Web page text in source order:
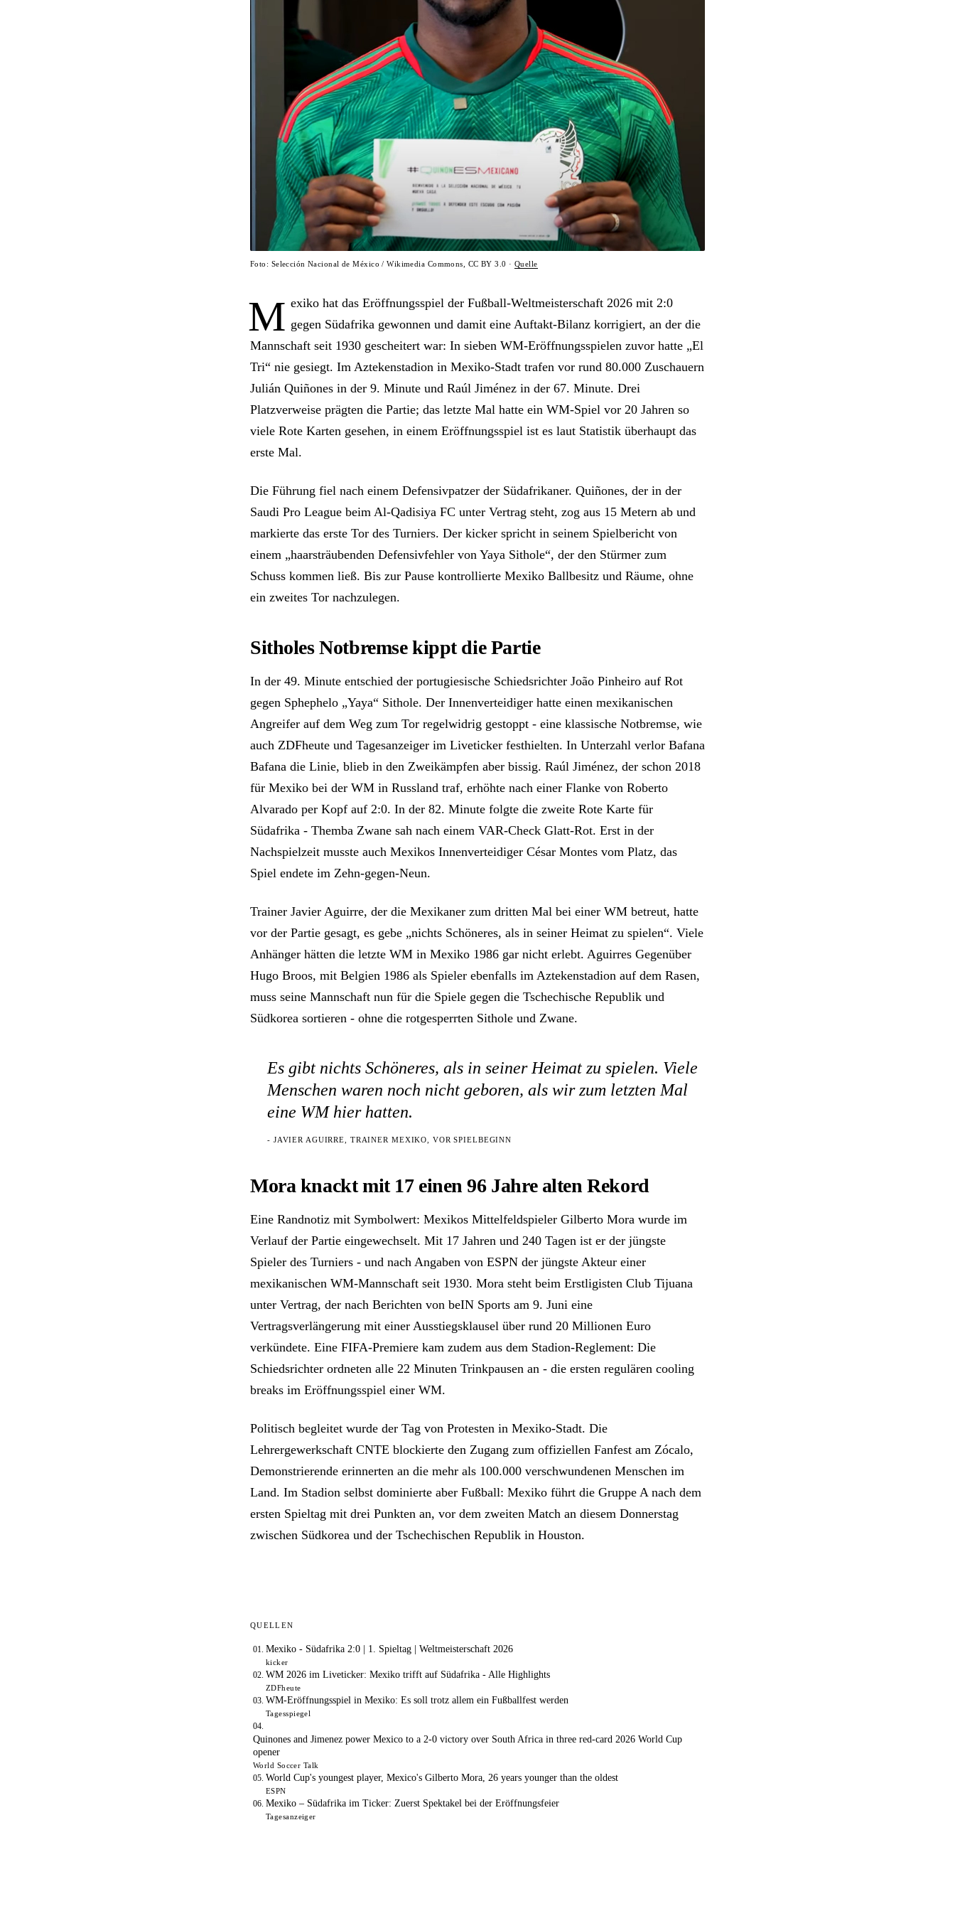
Foto: Selección Nacional de México / Wikimedia Commons, CC BY 3.0 · Quelle
M exiko hat das Eröffnungsspiel der Fußball-Weltmeisterschaft 2026 mit 2:0
gegen Südafrika gewonnen und damit eine Auftakt-Bilanz korrigiert, an der die
Mannschaft seit 1930 gescheitert war: In sieben WM-Eröffnungsspielen zuvor hatte „El
Tri“ nie gesiegt. Im Aztekenstadion in Mexiko-Stadt trafen vor rund 80.000 Zuschauern
Julián Quiñones in der 9. Minute und Raúl Jiménez in der 67. Minute. Drei
Platzverweise prägten die Partie; das letzte Mal hatte ein WM-Spiel vor 20 Jahren so
viele Rote Karten gesehen, in einem Eröffnungsspiel ist es laut Statistik überhaupt das
erste Mal.
Die Führung fiel nach einem Defensivpatzer der Südafrikaner. Quiñones, der in der
Saudi Pro League beim Al-Qadisiya FC unter Vertrag steht, zog aus 15 Metern ab und
markierte das erste Tor des Turniers. Der kicker spricht in seinem Spielbericht von
einem „haarsträubenden Defensivfehler von Yaya Sithole“, der den Stürmer zum
Schuss kommen ließ. Bis zur Pause kontrollierte Mexiko Ballbesitz und Räume, ohne
ein zweites Tor nachzulegen.
Sitholes Notbremse kippt die Partie
In der 49. Minute entschied der portugiesische Schiedsrichter João Pinheiro auf Rot
gegen Sphephelo „Yaya“ Sithole. Der Innenverteidiger hatte einen mexikanischen
Angreifer auf dem Weg zum Tor regelwidrig gestoppt - eine klassische Notbremse, wie
auch ZDFheute und Tagesanzeiger im Liveticker festhielten. In Unterzahl verlor Bafana
Bafana die Linie, blieb in den Zweikämpfen aber bissig. Raúl Jiménez, der schon 2018
für Mexiko bei der WM in Russland traf, erhöhte nach einer Flanke von Roberto
Alvarado per Kopf auf 2:0. In der 82. Minute folgte die zweite Rote Karte für
Südafrika - Themba Zwane sah nach einem VAR-Check Glatt-Rot. Erst in der
Nachspielzeit musste auch Mexikos Innenverteidiger César Montes vom Platz, das
Spiel endete im Zehn-gegen-Neun.
Trainer Javier Aguirre, der die Mexikaner zum dritten Mal bei einer WM betreut, hatte
vor der Partie gesagt, es gebe „nichts Schöneres, als in seiner Heimat zu spielen“. Viele
Anhänger hätten die letzte WM in Mexiko 1986 gar nicht erlebt. Aguirres Gegenüber
Hugo Broos, mit Belgien 1986 als Spieler ebenfalls im Aztekenstadion auf dem Rasen,
muss seine Mannschaft nun für die Spiele gegen die Tschechische Republik und
Südkorea sortieren - ohne die rotgesperrten Sithole und Zwane.
Es gibt nichts Schöneres, als in seiner Heimat zu spielen. Viele
Menschen waren noch nicht geboren, als wir zum letzten Mal
eine WM hier hatten.
- JAVIER AGUIRRE, TRAINER MEXIKO, VOR SPIELBEGINN
Mora knackt mit 17 einen 96 Jahre alten Rekord
Eine Randnotiz mit Symbolwert: Mexikos Mittelfeldspieler Gilberto Mora wurde im
Verlauf der Partie eingewechselt. Mit 17 Jahren und 240 Tagen ist er der jüngste
Spieler des Turniers - und nach Angaben von ESPN der jüngste Akteur einer
mexikanischen WM-Mannschaft seit 1930. Mora steht beim Erstligisten Club Tijuana
unter Vertrag, der nach Berichten von beIN Sports am 9. Juni eine
Vertragsverlängerung mit einer Ausstiegsklausel über rund 20 Millionen Euro
verkündete. Eine FIFA-Premiere kam zudem aus dem Stadion-Reglement: Die
Schiedsrichter ordneten alle 22 Minuten Trinkpausen an - die ersten regulären cooling
breaks im Eröffnungsspiel einer WM.
Politisch begleitet wurde der Tag von Protesten in Mexiko-Stadt. Die
Lehrergewerkschaft CNTE blockierte den Zugang zum offiziellen Fanfest am Zócalo,
Demonstrierende erinnerten an die mehr als 100.000 verschwundenen Menschen im
Land. Im Stadion selbst dominierte aber Fußball: Mexiko führt die Gruppe A nach dem
ersten Spieltag mit drei Punkten an, vor dem zweiten Match an diesem Donnerstag
zwischen Südkorea und der Tschechischen Republik in Houston.
QUELLEN
Mexiko - Südafrika 2:0 | 1. Spieltag | Weltmeisterschaft 2026
kicker
WM 2026 im Liveticker: Mexiko trifft auf Südafrika - Alle Highlights
ZDFheute
WM-Eröffnungsspiel in Mexiko: Es soll trotz allem ein Fußballfest werden
Tagesspiegel
Quinones and Jimenez power Mexico to a 2-0 victory over South Africa in three red-card 2026 World Cup
opener
World Soccer Talk
World Cup's youngest player, Mexico's Gilberto Mora, 26 years younger than the oldest
ESPN
Mexiko – Südafrika im Ticker: Zuerst Spektakel bei der Eröffnungsfeier
Tagesanzeiger